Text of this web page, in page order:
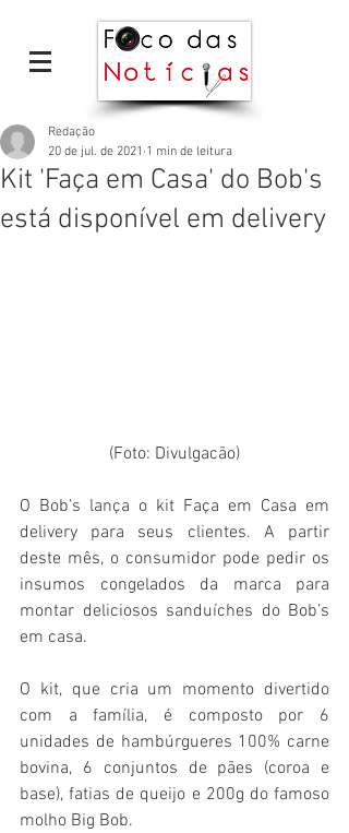
Kit 'Faça em Casa' do Bob's
está disponível em delivery
Redação
20 de jul. de 2021 1 min de leitura
(Foto: Divulgacão)
O Bob’s lança o kit Faça em Casa em
delivery para seus clientes. A partir
deste mês, o consumidor pode pedir os
insumos congelados da marca para
montar deliciosos sanduíches do Bob’s
em casa.
O kit, que cria um momento divertido
com a família, é composto por 6
unidades de hambúrgueres 100% carne
bovina, 6 conjuntos de pães (coroa e
base), fatias de queijo e 200g do famoso
molho Big Bob.